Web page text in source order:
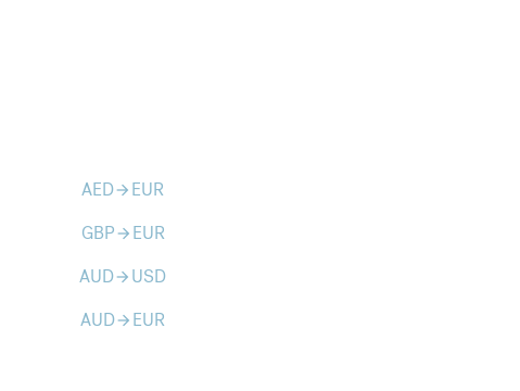
AEDarrow_forward EUR
GBParrow_forward EUR
AUDarrow_forward USD
AUDarrow_forward EUR